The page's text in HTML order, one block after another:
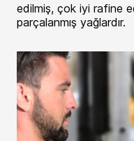
edilmiş, çok iyi rafine
parçalanmış yağlardır.